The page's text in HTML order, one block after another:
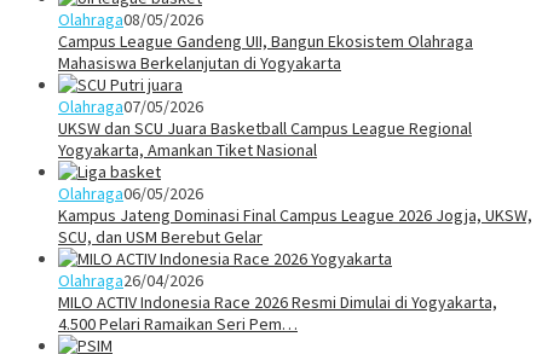
Olahraga08/05/2026
Campus League Gandeng UII, Bangun Ekosistem Olahraga
Mahasiswa Berkelanjutan di Yogyakarta
Olahraga07/05/2026
UKSW dan SCU Juara Basketball Campus League Regional
Yogyakarta, Amankan Tiket Nasional
Olahraga06/05/2026
Kampus Jateng Dominasi Final Campus League 2026 Jogja, UKSW,
SCU, dan USM Berebut Gelar
Olahraga26/04/2026
MILO ACTIV Indonesia Race 2026 Resmi Dimulai di Yogyakarta,
4.500 Pelari Ramaikan Seri Pem…